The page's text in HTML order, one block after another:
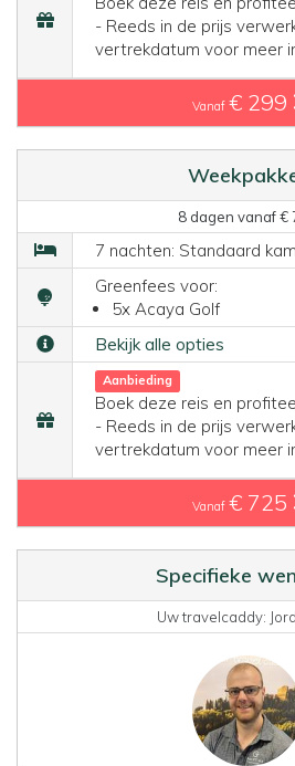
- Reeds in de prijs
vertrekdatum voor meer
Vanaf € 299
8 dagen vanaf €
7 nachten: Standaard
Greenfees voor:
5x Acaya Golf
Bekijk alle opties
Aanbieding
Boek deze reis en
- Reeds in de prijs
vertrekdatum voor meer
Vanaf € 725
Specifieke
Uw travelcaddy: